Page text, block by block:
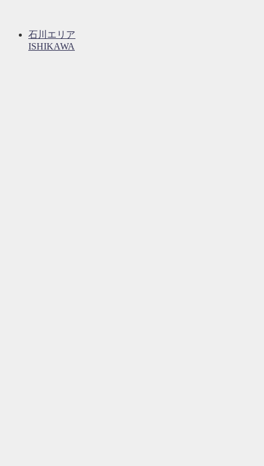
石川エリア
ISHIKAWA